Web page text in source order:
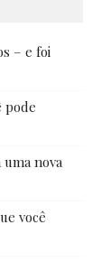
– e foi
pode
nova
você